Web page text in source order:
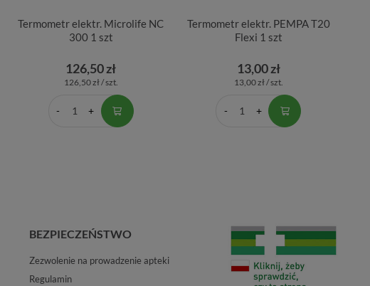
Termometr elektr. Microlife NC
300 1 szt
126,50 zł
126,50 zł / szt.
Termometr elektr. PEMPA T20
Flexi 1 szt
13,00 zł
13,00 zł / szt.
BEZPIECZEŃSTWO
Zezwolenie na prowadzenie apteki
Regulamin